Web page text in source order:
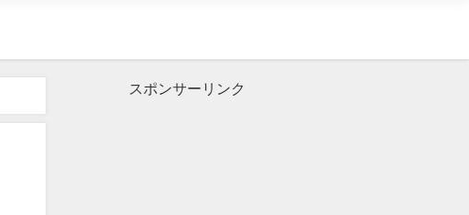
スポンサーリンク